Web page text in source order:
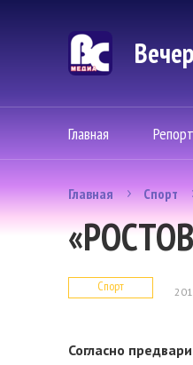
Главная
Главная Спорт
Спорт
Согласно